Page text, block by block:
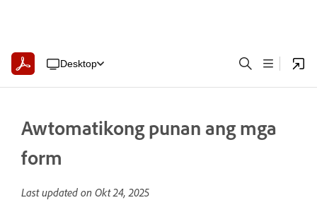
Desktop
Awtomatikong punan ang mga
form
Last updated on Okt 24, 2025